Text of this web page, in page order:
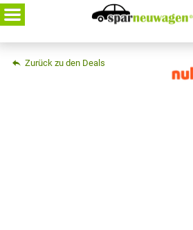
Skip
to
content
Zurück zu den Deals